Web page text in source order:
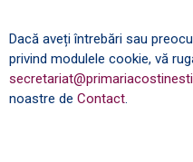
Dacă aveți întrebări sau
privind modulele cookie, vă
noastre de Contact.